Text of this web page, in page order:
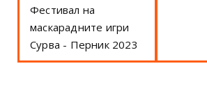
Фестивал на
маскарадните игри
Сурва - Перник 2023